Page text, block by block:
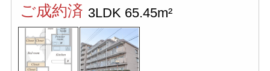
ご成約済 3LDK 65.45m²